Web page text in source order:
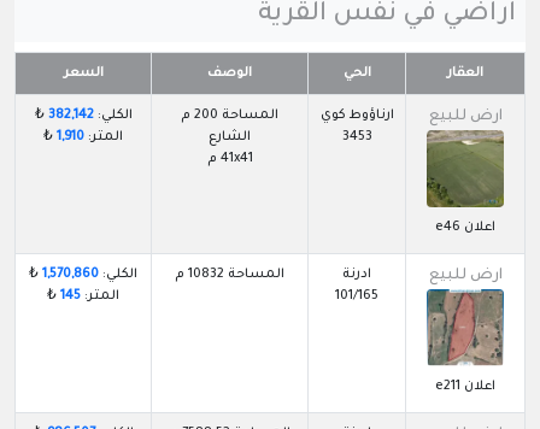
اراضي في نفس القرية
العقار الحي الوصف السعر
ارض للبيع
اعلان e46
ارناؤوط كوي
3453
المساحة 200 م
الشارع
41x41 م
الكلي:382,142
₺
المتر: 1,910
₺
ارض للبيع
اعلان e211
ادرنة
101/165
المساحة 10832 م الكلي: 1,570,860
₺
المتر: 145
₺